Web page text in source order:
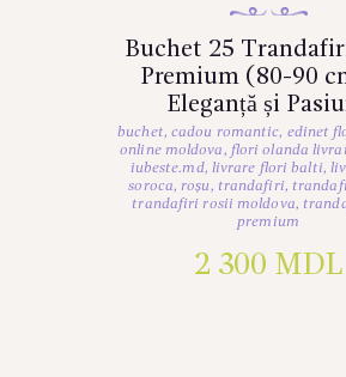
Buchet 25
Premium (80-90
Eleganță și
buchet, cadou romantic, edinet
online moldova, flori olanda
iubeste.md, livrare flori balti,
soroca,roșu, trandafiri,
trandafiri rosii moldova,
premium
2 300 MDL